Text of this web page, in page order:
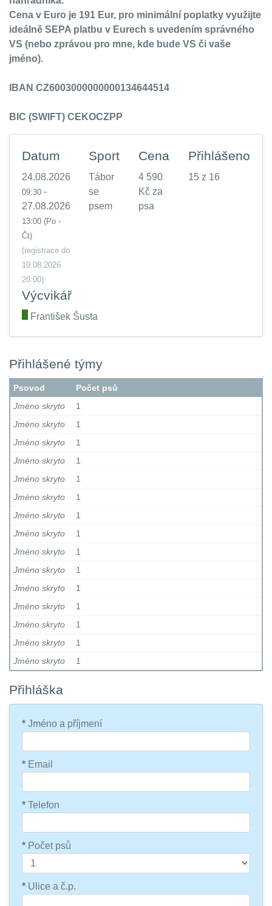
Cena v Euro je 191 Eur, pro minimální poplatky využijte
ideálně SEPA platbu v Eurech s uvedením správného
VS (nebo zprávou pro mne, kde bude VS či vaše
jméno).
IBAN CZ6003000000000134644514
BIC (SWIFT) CEKOCZPP
Datum
24.08.2026
09:30 -
27.08.2026
13:00 (Po -
Čt)
(registrace do
19.08.2026
20:00)
Sport
Tábor
se
psem
Cena
4 590
Kč za
psa
Přihlášeno
15 z 16
Výcvikář
František Šusta
Přihlášené týmy
Psovod
Počet psů
Jméno skryto
1
Jméno skryto
1
Jméno skryto
1
Jméno skryto
1
Jméno skryto
1
Jméno skryto
1
Jméno skryto
1
Jméno skryto
1
Jméno skryto
1
Jméno skryto
1
Jméno skryto
1
Jméno skryto
1
Jméno skryto
1
Jméno skryto
1
Jméno skryto
1
Přihláška
* Jméno a příjmení
* Email
* Telefon
* Počet psů
* Ulice a č.p.